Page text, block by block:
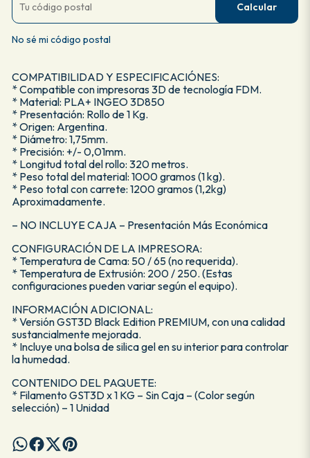
Calcular
No sé mi código postal
COMPATIBILIDAD Y ESPECIFICACIÓNES:
* Compatible con impresoras 3D de tecnología FDM.
* Material: PLA+ INGEO 3D850
* Presentación: Rollo de 1 Kg.
* Origen: Argentina.
* Diámetro: 1,75mm.
* Precisión: +/- 0,01mm.
* Longitud total del rollo: 320 metros.
* Peso total del material: 1000 gramos (1 kg).
* Peso total con carrete: 1200 gramos (1,2kg)
Aproximadamente.
– NO INCLUYE CAJA – Presentación Más Económica
CONFIGURACIÓN DE LA IMPRESORA:
* Temperatura de Cama: 50 / 65 (no requerida).
* Temperatura de Extrusión: 200 / 250. (Estas
configuraciones pueden variar según el equipo).
INFORMACIÓN ADICIONAL:
* Versión GST3D Black Edition PREMIUM, con una calidad
sustancialmente mejorada.
* Incluye una bolsa de silica gel en su interior para controlar
la humedad.
CONTENIDO DEL PAQUETE:
* Filamento GST3D x 1 KG – Sin Caja – (Color según
selección) – 1 Unidad